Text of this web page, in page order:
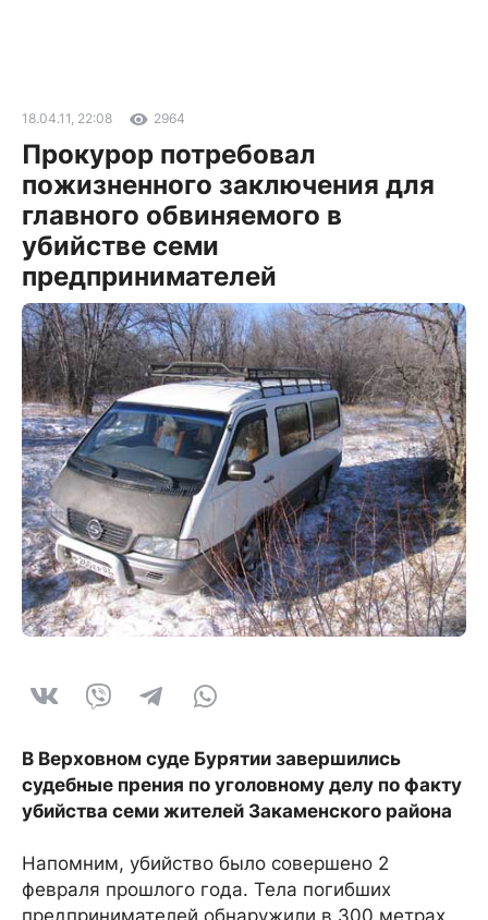
18.04.11, 22:08 2964
Прокурор потребовал
пожизненного заключения для
главного обвиняемого в
убийстве семи
предпринимателей
В Верховном суде Бурятии завершились
судебные прения по уголовному делу по факту
убийства семи жителей Закаменского района
Напомним, убийство было совершено 2
февраля прошлого года. Тела погибших